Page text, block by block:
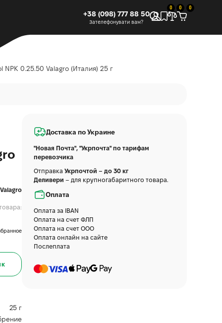
+38 (098) 777 88 50
Зателефонувати вам?
0 0 0
0.25.50 Valagro (Италия) 25 г
Valagro
25 г
Доставка по Украине
"Новая Почта", "Укрпочта" по тарифам
перевозчика
Отправка Укрпочтой – до 30 кг
Деливери – для крупногабаритного товара.
Оплата
Оплата за IBAN
Оплата на счет ФЛП
Оплата на счет ООО
Оплата онлайн на сайте
Послеплата